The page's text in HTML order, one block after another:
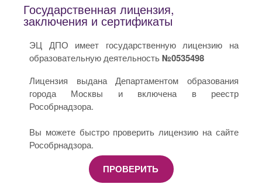
Государственная лицензия,
заключения и сертификаты
ЭЦ ДПО имеет государственную лицензию на
образовательную деятельность№0535498
Лицензия выдана Департаментом образования
города Москвы и включена в реестр
Рособрнадзора.
Вы можете быстро проверить лицензию на сайте
Рособрнадзора.
ПРОВЕРИТЬ